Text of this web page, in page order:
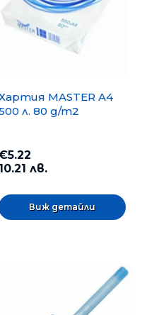
MASTER A4
л. 80 g/m2
10.21 лв.
Виж детайли